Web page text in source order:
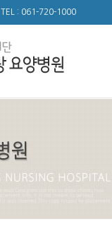
TEL : 061-720-1000